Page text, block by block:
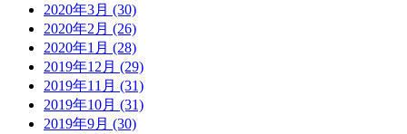
2020年3月 (30)
2020年2月 (26)
2020年1月 (28)
2019年12月 (29)
2019年11月 (31)
2019年10月 (31)
2019年9月 (30)